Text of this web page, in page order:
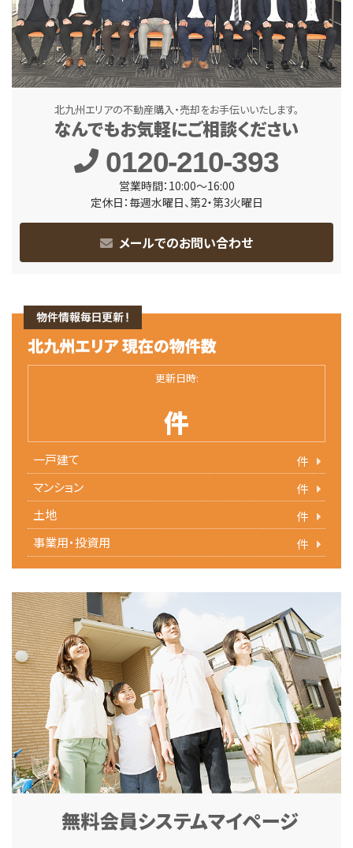
北九州エリアの不動産購入・売却をお手伝いいたします。
なんでもお気軽にご相談ください
0120-210-393
営業時間：10:00～16:00
定休日：毎週水曜日、第2・第3火曜日
メールでのお問い合わせ
更新日時:
件
一戸建て
件
マンション
件
土地
件
事業用・投資用
件